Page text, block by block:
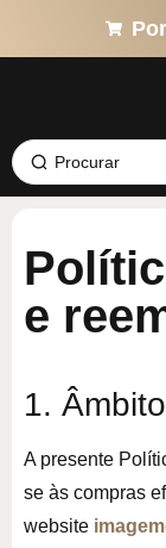
e
1. Âmbito
A presente
se às compras
website